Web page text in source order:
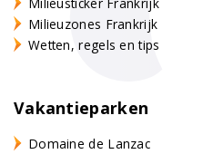
Milieuzones Frankrijk
Wetten, regels en tips
Vakantieparken
Domaine de Lanzac